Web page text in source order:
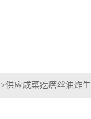
>供应咸菜疙瘩丝油炸